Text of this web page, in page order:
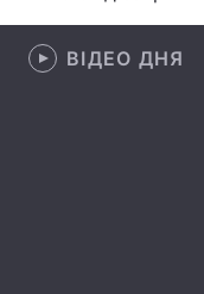
Лонгріди
ВІДЕО ДНЯ